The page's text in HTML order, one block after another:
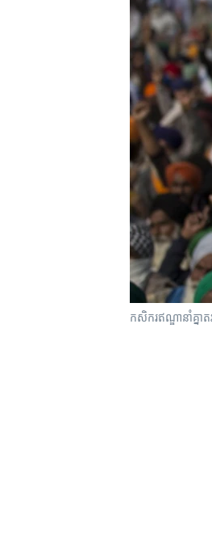
កសិករ​ឥណ្ឌា​នាំ​គ្នា​